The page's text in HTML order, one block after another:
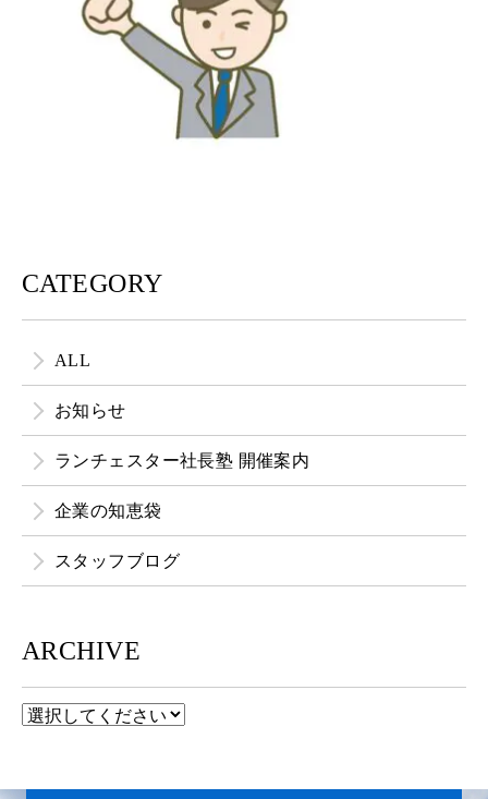
CATEGORY
ALL
お知らせ
ランチェスター社長塾 開催案内
企業の知恵袋
スタッフブログ
ARCHIVE